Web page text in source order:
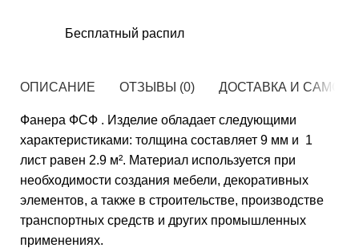
Бесплатный распил
ОПИСАНИЕ ОТЗЫВЫ (0) ДОСТАВКА И
Фанера ФСФ . Изделие обладает следующими
характеристиками: толщина составляет 9 мм и 1
лист равен 2.9 м². Материал используется при
необходимости создания мебели, декоративных
элементов, а также в строительстве, производстве
транспортных средств и других промышленных
применениях.